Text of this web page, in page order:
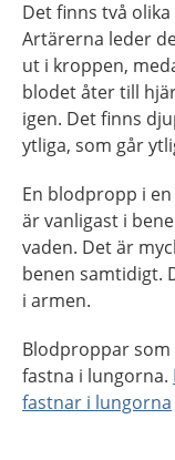
Det finns två
Artärerna leder
ut i kroppen,
blodet åter till
igen. Det finns
ytliga, som går
En blodpropp i
är vanligast i
vaden. Det är
benen samtidigt.
i armen.
Blodproppar
fastna i lungorna.
fastnar i lungorna